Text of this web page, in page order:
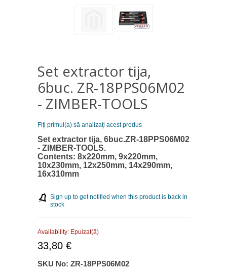
Set extractor tija,
6buc. ZR-18PPS06M02
- ZIMBER-TOOLS
Fiţi primul(a) să analizaţi acest produs
Set extractor tija, 6buc.ZR-18PPS06M02
- ZIMBER-TOOLS.
Contents: 8x220mm, 9x220mm,
10x230mm, 12x250mm, 14x290mm,
16x310mm
Sign up to get notified when this product is back in
stock
Availability: Epuizat(ă)
33,80 €
SKU No: ZR-18PPS06M02